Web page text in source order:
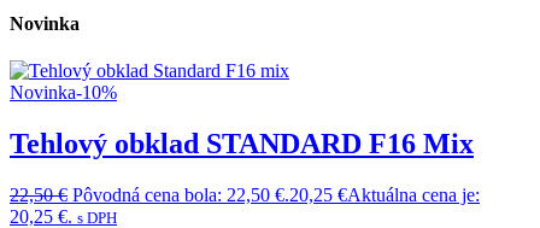
Novinka
Novinka-10%
Tehlový obklad STANDARD F16 Mix
22,50€ Pôvodná cena bola: 22,50 €.20,25 €Aktuálna cena je:
20,25 €. s DPH